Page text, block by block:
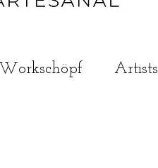
Workschöpf Artists